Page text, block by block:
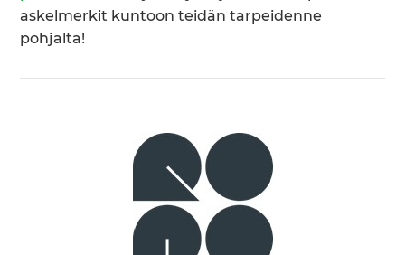
askelmerkit kuntoon teidän tarpeidenne
pohjalta!